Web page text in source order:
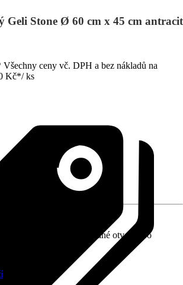
Geli Stone Ø 60 cm x 45 cm antracit
ceny vč. DPH a bez nákladů na
Kč*/ ks
Volitelně k dostání (předvrtané otvory pro